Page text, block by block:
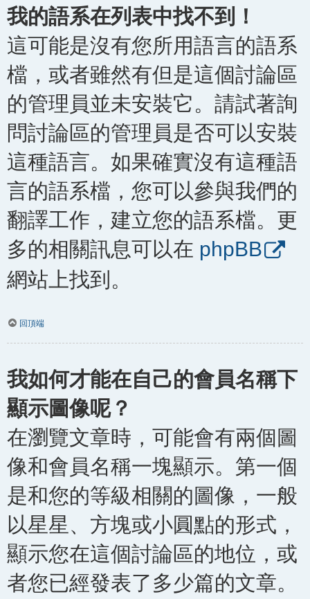
我的語系在列表中找不到！
這可能是沒有您所用語言的語系
檔，或者雖然有但是這個討論區
的管理員並未安裝它。請試著詢
問討論區的管理員是否可以安裝
這種語言。如果確實沒有這種語
言的語系檔，您可以參與我們的
翻譯工作，建立您的語系檔。更
多的相關訊息可以在 phpBB
網站上找到。
回頂端
我如何才能在自己的會員名稱下
顯示圖像呢？
在瀏覽文章時，可能會有兩個圖
像和會員名稱一塊顯示。第一個
是和您的等級相關的圖像，一般
以星星、方塊或小圓點的形式，
顯示您在這個討論區的地位，或
者您已經發表了多少篇的文章。